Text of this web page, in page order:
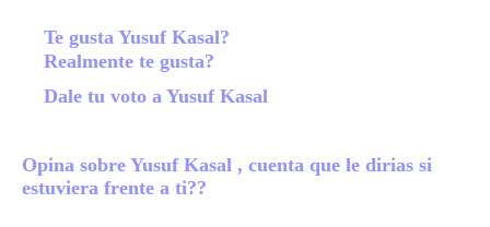
Te gusta Yusuf Kasal?
Realmente te gusta?
Dale tu voto a Yusuf Kasal
Opina sobre Yusuf Kasal , cuenta que le dirias si
estuviera frente a ti??